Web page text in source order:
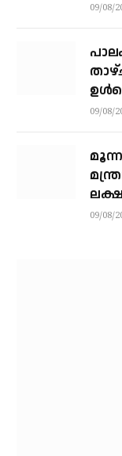
09/08/
09/08/
09/08/